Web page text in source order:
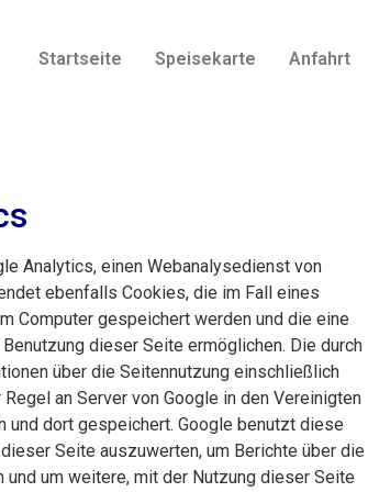
Startseite Speisekarte Anfahrt
Analytics, einen Webanalysedienst von
ebenfalls Cookies, die im Fall eines
Computer gespeichert werden und die eine
dieser Seite ermöglichen. Die durch
über die Seitennutzung einschließlich
an Server von Google in den Vereinigten
und dort gespeichert. Google benutzt diese
Seite auszuwerten, um Berichte über die
um weitere, mit der Nutzung dieser Seite